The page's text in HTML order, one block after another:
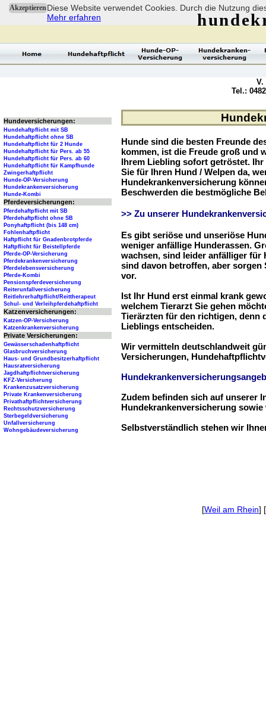
AkzeptierenDiese Website verwendet Cookies. Durch die Nutzung
Mehr erfahren
Hunde sind die besten Freunde
kommen, ist die Freude groß und
Ihrem Liebling sofort getröstet.
Sie für Ihren Hund / Welpen da,
Hundekrankenversicherung
Beschwerden die bestmögliche
>> Zu unserer
Es gibt seriöse und unseriöse
weniger anfällige Hunderassen.
wachsen, sind leider anfälliger für
sind davon betroffen, aber sorgen
vor.
Ist Ihr Hund erst einmal krank
welchem Tierarzt Sie gehen
Tierärzten für den richtigen, denn
Lieblings entscheiden.
Wir vermitteln deutschlandweit
Versicherungen,
Zudem befinden sich auf unserer
Hundekrankenversicherung
Selbstverständlich stehen wir
Hundeversicherungen:
Hundehaftpflicht mit SB
Hundehaftpflicht ohne SB
Hundehaftpflicht für 2 Hunde
Hundehaftpflicht für Pers. ab 55
Hundehaftpflicht für Pers. ab 60
Hundehaftpflicht für Kampfhunde
Zwingerhaftpflicht
Hunde-OP-Versicherung
Hundekrankenversicherung
Hunde-Kombi
Pferdeversicherungen:
Pferdehaftpflicht mit SB
Pferdehaftpflicht ohne SB
Ponyhaftpflicht (bis 148 cm)
Fohlenhaftpflicht
Haftpflicht für Gnadenbrotpferde
Haftpflicht für Beistellpferde
Pferde-OP-Versicherung
Pferdekrankenversicherung
Pferdelebensversicherung
Pferde-Kombi
Pensionspferdeversicherung
Reiterunfallversicherung
Reitlehrerhaftpflicht/Reittherapeut
Schul- und Verleihpferdehaftpflicht
Katzenversicherungen:
Katzen-OP-Versicherung
Katzenkrankenversicherung
Private Versicherungen:
Gewässerschadenhaftpflicht
Glasbruchversicherung
Haus- und Grundbesitzerhaftpflicht
Hausratversicherung
Jagdhaftpflichtversicherung
KFZ-Versicherung
Krankenzusatzversicherung
Private Krankenversicherung
Privathaftpflichtversicherung
Rechtsschutzversicherung
Sterbegeldversicherung
Unfallversicherung
Wohngebäudeversicherung
V.
Tel.:
[Weil am Rhein] [